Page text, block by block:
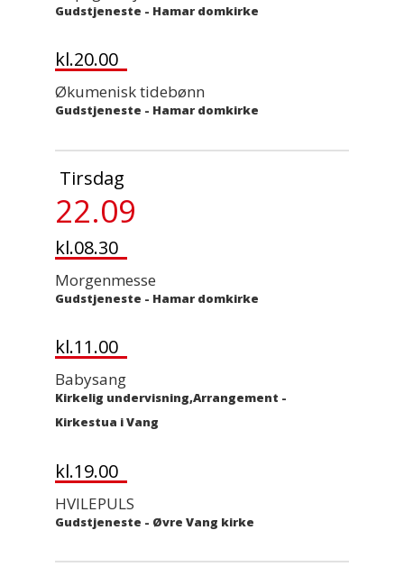
Gudstjeneste - Hamar domkirke
kl.20.00
Økumenisk tidebønn
Gudstjeneste - Hamar domkirke
Tirsdag
22.09
kl.08.30
Morgenmesse
Gudstjeneste - Hamar domkirke
kl.11.00
Babysang
Kirkelig undervisning,Arrangement -
Kirkestua i Vang
kl.19.00
HVILEPULS
Gudstjeneste - Øvre Vang kirke